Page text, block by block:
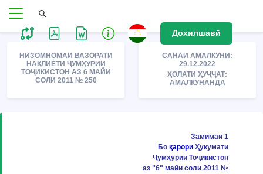
Дохилшавӣ
НИЗОМНОМАИ ВАЗОРАТИ
НАҚЛИЁТИ ҶУМҲУРИИ
ТОҶИКИСТОН АЗ 6 МАЙИ
СОЛИ 2011 № 250
САНАИ АМАЛКУНИ:
29.12.2022
ҲОЛАТИ ҲУҶҶАТ:
АМАЛКУНАНДА
Замимаи 1
Бо қарори Ҳукумати
Ҷумҳурии Тоҷикистон
аз "6" майи соли 2011 №